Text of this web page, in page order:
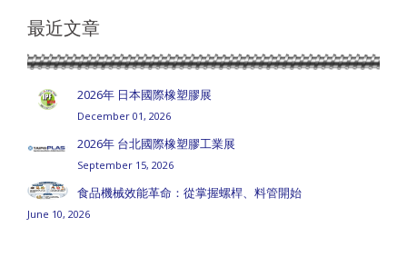
最近文章
2026年 日本國際橡塑膠展
December 01, 2026
2026年 台北國際橡塑膠工業展
September 15, 2026
食品機械效能革命：從掌握螺桿、料管開始
June 10, 2026